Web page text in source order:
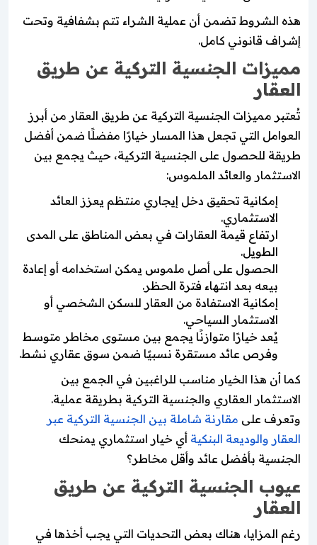
هذه الشروط تضمن أن عملية الشراء تتم بشفافية وتحت
إشراف قانوني كامل.
مميزات الجنسية التركية عن طريق
العقار
تُعتبر مميزات الجنسية التركية عن طريق العقار من أبرز
العوامل التي تجعل هذا المسار خيارًا مفضلًا ضمن أفضل
طريقة للحصول على الجنسية التركية، حيث يجمع بين
الاستثمار والعائد الملموس:
إمكانية تحقيق دخل إيجاري منتظم يعزز العائد
الاستثماري.
ارتفاع قيمة العقارات في بعض المناطق على المدى
الطويل.
الحصول على أصل ملموس يمكن استخدامه أو إعادة
بيعه بعد انتهاء فترة الحظر.
إمكانية الاستفادة من العقار للسكن الشخصي أو
الاستثمار السياحي.
يُعد خيارًا متوازنًا يجمع بين مستوى مخاطر متوسط
وفرص عائد مستقرة نسبيًا ضمن سوق عقاري نشط.
كما أن هذا الخيار مناسب للراغبين في الجمع بين
الاستثمار العقاري والجنسية التركية بطريقة عملية.
وتعرف علىمقارنة شاملة بين الجنسية التركية عبر
العقار والوديعة البنكيةأي خيار استثماري يمنحك
الجنسية بأفضل عائد وأقل مخاطر؟
عيوب الجنسية التركية عن طريق
العقار
رغم المزايا، هناك بعض التحديات التي يجب أخذها في